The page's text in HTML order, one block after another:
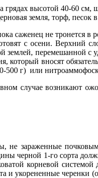
высотой 40-60
земля, торф, песок
саженец не тронется в
с осени.
перемешанной с
который вносят
500 г) или
случае возни­кают
не зараженные
черной 1-го сорта
корневой
укорененные черенки